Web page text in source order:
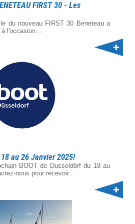
FIRST 30 - Les
du nouveau FIRST 30 Beneteau a
l'occasion...
au 26 Janvier 2025!
BOOT de Dusseldörf du 18 au
nous pour recevoir...